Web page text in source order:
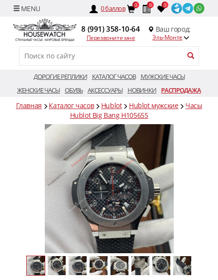
0баллов 0 0 0
8 (991) 358-10-64
Перезвоните мне
Ваш город:
Эль-Монте
ДОРОГИЕ РЕПЛИКИ КАТАЛОГ ЧАСОВ
МУЖСКИЕ ЧАСЫ
ЖЕНСКИЕ ЧАСЫ ОБУВЬ АКСЕССУАРЫ НОВИНКИ РАСПРОДАЖА
Главная Каталог часов Hublot Hublot мужские
Часы
Hublot Big Bang H105655